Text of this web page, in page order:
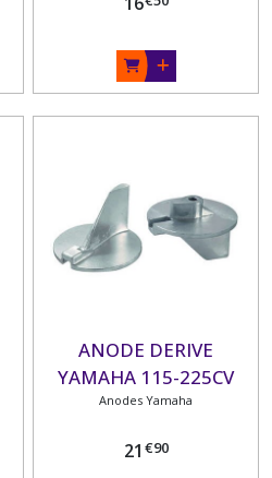
ANODE DERIVE
YAMAHA 115-225CV
Anodes Yamaha
21 €90